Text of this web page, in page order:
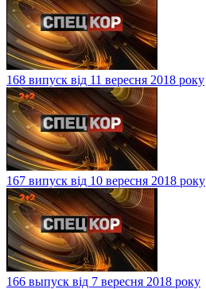
168 випуск від 11 вересня 2018 року
167 випуск від 10 вересня 2018 року
166 выпуск від 7 вересня 2018 року